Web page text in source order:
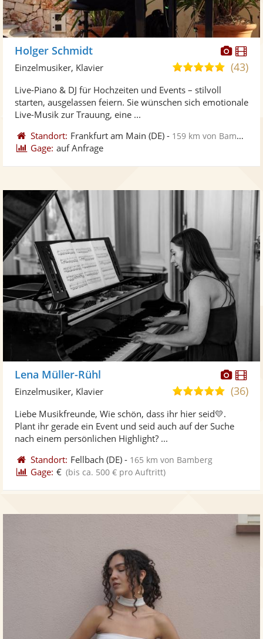
Holger Schmidt
5,0(43)
Einzelmusiker, Klavier
Live-Piano & DJ für Hochzeiten und Events – stilvoll
starten, ausgelassen feiern. Sie wünschen sich emotionale
Live-Musik zur Trauung, eine ...
Standort: Frankfurt am Main (DE) - 159 km von Bamberg
Gage: auf Anfrage
Lena Müller-Rühl
5,0
5
(36)
Einzelmusiker, Klavier
Liebe Musikfreunde, Wie schön, dass ihr hier seid💛.
Plant ihr gerade ein Event und seid auch auf der Suche
nach einem persönlichen Highlight? ...
Standort: Fellbach (DE) - 165 km von Bamberg
Gage: € (bis ca. 500 € pro Auftritt)